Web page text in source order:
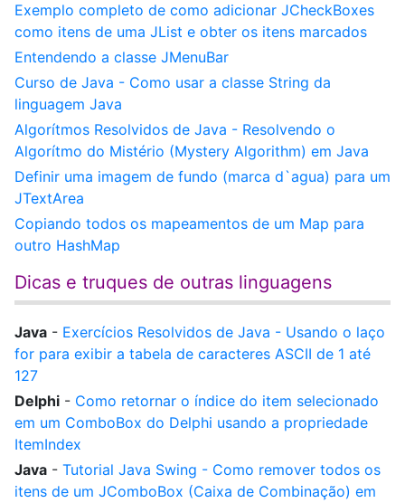
Exemplo completo de como adicionar JCheckBoxes
como itens de uma JList e obter os itens marcados
Entendendo a classe JMenuBar
Curso de Java - Como usar a classe String da
linguagem Java
Algorítmos Resolvidos de Java - Resolvendo o
Algorítmo do Mistério (Mystery Algorithm) em Java
Definir uma imagem de fundo (marca d`agua) para um
JTextArea
Copiando todos os mapeamentos de um Map para
outro HashMap
Dicas e truques de outras linguagens
Java - Exercícios Resolvidos de Java - Usando o laço
for para exibir a tabela de caracteres ASCII de 1 até
127
Delphi - Como retornar o índice do item selecionado
em um ComboBox do Delphi usando a propriedade
ItemIndex
Java - Tutorial Java Swing - Como remover todos os
itens de um JComboBox (Caixa de Combinação) em